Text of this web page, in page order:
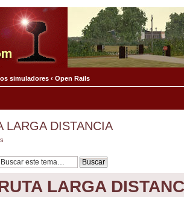
simuladores ‹ Open Rails
LARGA DISTANCIA
LARGA